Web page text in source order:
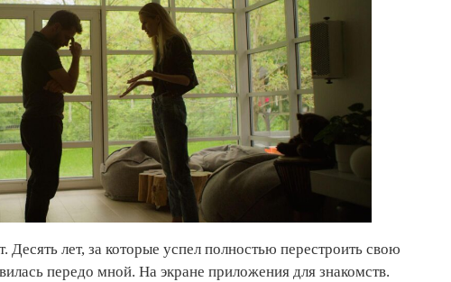
Десять лет, за которые успел полностью перестроить свою
передо мной. На экране приложения для знакомств.